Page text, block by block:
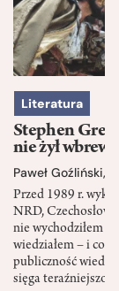
Literatura
Stephen
nie żył wbrew
Paweł Goźliński,
Przed 1989 r.
NRD,
nie wychodziłem
wiedziałem – i co
publiczność
sięga